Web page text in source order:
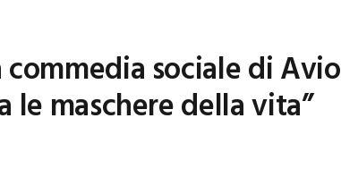
commedia sociale di Avio
le maschere della vita”